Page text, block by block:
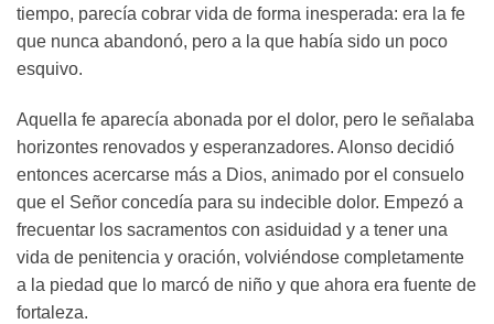
tiempo, parecía cobrar vida de forma inesperada: era la fe
que nunca abandonó, pero a la que había sido un poco
esquivo.
Aquella fe aparecía abonada por el dolor, pero le señalaba
horizontes renovados y esperanzadores. Alonso decidió
entonces acercarse más a Dios, animado por el consuelo
que el Señor concedía para su indecible dolor. Empezó a
frecuentar los sacramentos con asiduidad y a tener una
vida de penitencia y oración, volviéndose completamente
a la piedad que lo marcó de niño y que ahora era fuente de
fortaleza.